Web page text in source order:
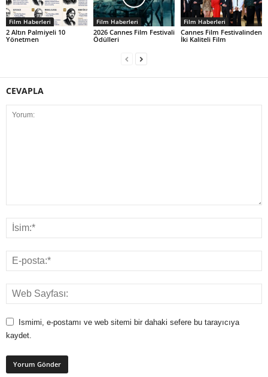
Film Haberleri
2 Altın Palmiyeli 10
Yönetmen
Film Haberleri
2026 Cannes Film Festivali
Ödülleri
Film Haberleri
Cannes Film Festivalinden
İki Kaliteli Film
CEVAPLA
Ismimi, e-postamı ve web sitemi bir dahaki sefere bu tarayıcıya
kaydet.